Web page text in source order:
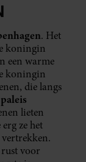
. Het
koningin
een warme
koningin
die langs
paleis
lieten
ze het
voor